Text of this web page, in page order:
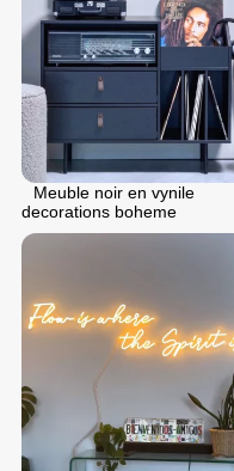
Meuble noir en vynile
decorations boheme